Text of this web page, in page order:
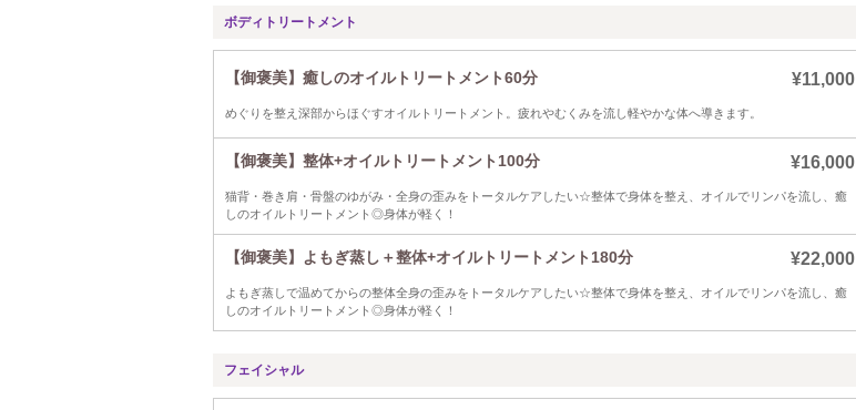
ボディトリートメント
【御褒美】癒しのオイルトリートメント60分 ¥11,000
めぐりを整え深部からほぐすオイルトリートメント。疲れやむくみを流し軽やかな体へ導きます。
【御褒美】整体+オイルトリートメント100分 ¥16,000
猫背・巻き肩・骨盤のゆがみ・全身の歪みをトータルケアしたい☆整体で身体を整え、オイルでリンパを流し、癒
しのオイルトリートメント◎身体が軽く！
【御褒美】よもぎ蒸し＋整体+オイルトリートメント180分 ¥22,000
よもぎ蒸しで温めてからの整体全身の歪みをトータルケアしたい☆整体で身体を整え、オイルでリンパを流し、癒
しのオイルトリートメント◎身体が軽く！
フェイシャル